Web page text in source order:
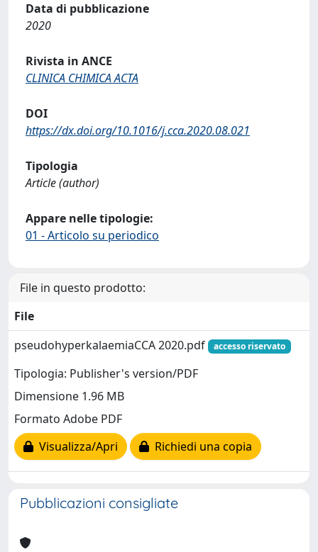
Data di pubblicazione
2020
Rivista in ANCE
CLINICA CHIMICA ACTA
DOI
https://dx.doi.org/10.1016/j.cca.2020.08.021
Tipologia
Article (author)
Appare nelle tipologie:
01 - Articolo su periodico
File in questo prodotto:
File
pseudohyperkalaemiaCCA 2020.pdf
accesso riservato
Tipologia: Publisher's version/PDF
Dimensione 1.96 MB
Formato Adobe PDF
Visualizza/Apri
Richiedi una copia
Pubblicazioni consigliate